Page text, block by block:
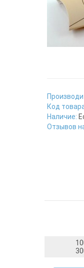
Код
Наличие:
Отзывов